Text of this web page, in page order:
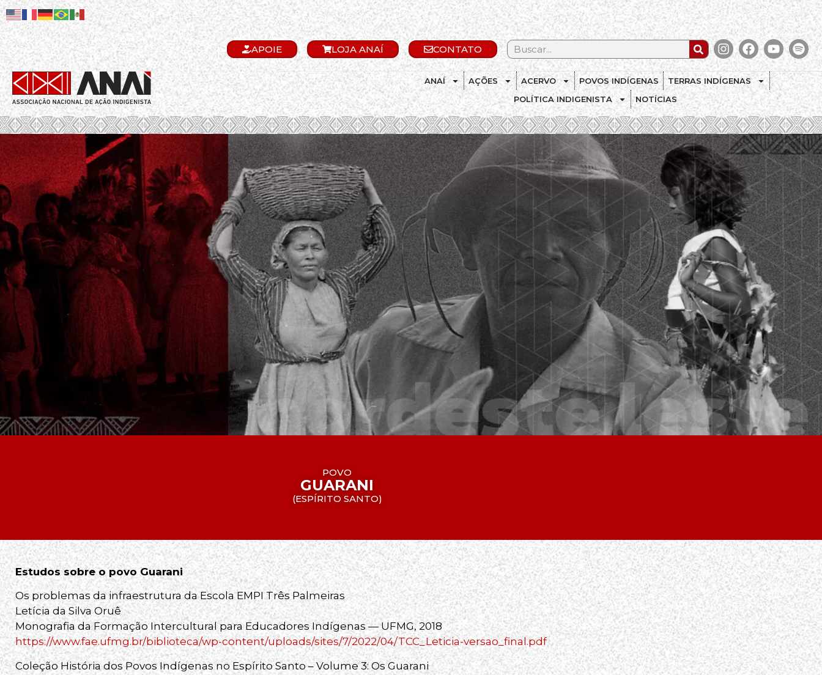
APOIE LOJA ANAÍ CONTATO
ANAÍ AÇÕES ACERVO POVOS INDÍGENAS
TERRAS INDÍGENAS
POLÍTICA INDIGENISTA
NOTÍCIAS
.
POVO
GUARANI
(ESPÍRITO SANTO)
Estudos sobre o povo Guarani
Os problemas da infraestrutura da Escola EMPI Três Palmeiras
Letícia da Silva Oruê
Monografia da Formação Intercultural para Educadores Indígenas — UFMG, 2018
https://www.fae.ufmg.br/biblioteca/wp-content/uploads/sites/7/2022/04/TCC_Leticia-versao_final.pdf
Coleção História dos Povos Indígenas no Espírito Santo – Volume 3: Os Guarani